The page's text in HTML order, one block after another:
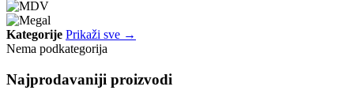
Kategorije Prikaži sve →
Nema podkategorija
Najprodavaniji proizvodi